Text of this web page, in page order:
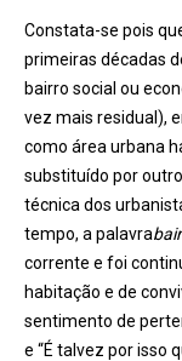
Constata-se pois
primeiras décadas
bairro social ou
vez mais residual),
como área urbana
substituído por
técnica dos
tempo, a palavra
corrente e foi
habitação e de
sentimento de
e “É talvez por isso